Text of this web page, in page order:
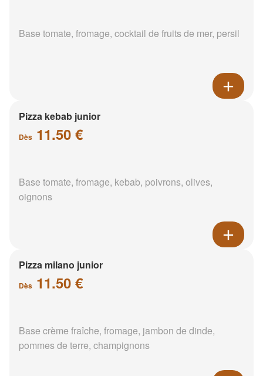
Base tomate, fromage, cocktail de fruits de mer, persil
Pizza kebab junior
Dès 11.50 €
Base tomate, fromage, kebab, poivrons, olives,
oignons
Pizza milano junior
Dès 11.50 €
Base crème fraîche, fromage, jambon de dinde,
pommes de terre, champignons